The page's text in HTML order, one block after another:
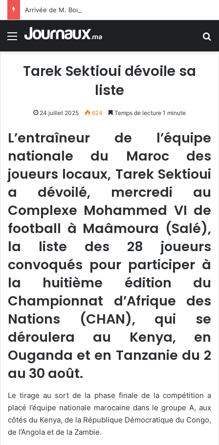
Menu
Tarek Sektioui dévoile sa
liste
24 juillet 2025 624 Temps de lecture 1 minute
L’entraîneur de l’équipe
nationale du Maroc des
joueurs locaux, Tarek Sektioui
a dévoilé, mercredi au
Complexe Mohammed VI de
football à Maâmoura (Salé),
la liste des 28 joueurs
convoqués pour participer à
la huitième édition du
Championnat d’Afrique des
Nations (CHAN), qui se
déroulera au Kenya, en
Ouganda et en Tanzanie du 2
au 30 août.
Le tirage au sort de la phase finale de la compétition a
placé l’équipe nationale marocaine dans le groupe A, aux
côtés du Kenya, de la République Démocratique du Congo,
de l’Angola et de la Zambie.